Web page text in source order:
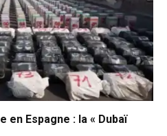
en Espagne : la « Dubaï